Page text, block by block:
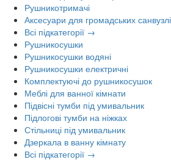
Рушникотримачі
Аксесуари для громадських
Всі підкатегорії →
Рушникосушки
Рушникосушки водяні
Рушникосушки електричні
Комплектуючі до рушникосушок
Меблі для ванної кімнати
Підвісні тумби під умивальник
Підлогові тумби на ніжках
Стільниці під умивальник
Дзеркала в ванну кімнату
Всі підкатегорії →